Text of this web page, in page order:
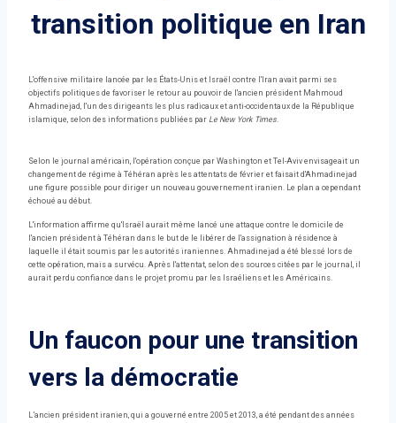
transition politique en Iran
L'offensive militaire lancée par les États-Unis et Israël contre l'Iran avait parmi ses
objectifs politiques de favoriser le retour au pouvoir de l'ancien président Mahmoud
Ahmadinejad, l'un des dirigeants les plus radicaux et anti-occidentaux de la République
islamique, selon des informations publiées par Le New York Times.
Selon le journal américain, l'opération conçue par Washington et Tel-Aviv envisageait un
changement de régime à Téhéran après les attentats de février et faisait d'Ahmadinejad
une figure possible pour diriger un nouveau gouvernement iranien. Le plan a cependant
échoué au début.
L'information affirme qu'Israël aurait même lancé une attaque contre le domicile de
l'ancien président à Téhéran dans le but de le libérer de l'assignation à résidence à
laquelle il était soumis par les autorités iraniennes. Ahmadinejad a été blessé lors de
cette opération, mais a survécu. Après l'attentat, selon des sources citées par le journal, il
aurait perdu confiance dans le projet promu par les Israéliens et les Américains.
Un faucon pour une transition
vers la démocratie
L’ancien président iranien, qui a gouverné entre 2005 et 2013, a été pendant des années